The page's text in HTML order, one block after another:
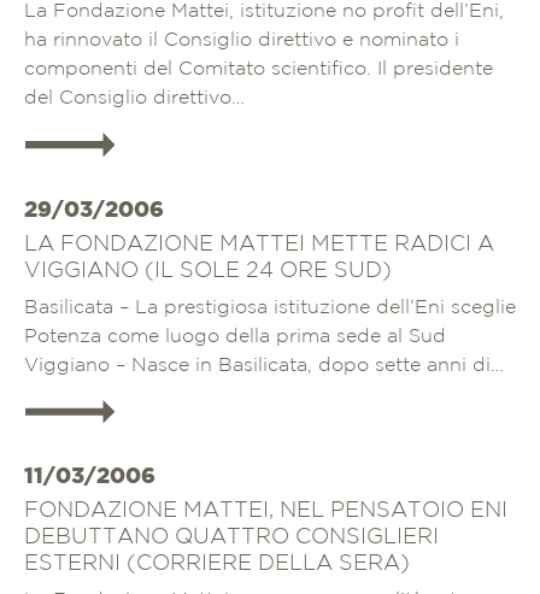
La Fondazione Mattei, istituzione no profit dell’Eni,
ha rinnovato il Consiglio direttivo e nominato i
componenti del Comitato scientifico. Il presidente
del Consiglio direttivo…
Approfondisci
29/03/2006
LA FONDAZIONE MATTEI METTE RADICI A
VIGGIANO (IL SOLE 24 ORE SUD)
Basilicata – La prestigiosa istituzione dell’Eni sceglie
Potenza come luogo della prima sede al Sud
Viggiano – Nasce in Basilicata, dopo sette anni di…
Approfondisci
11/03/2006
FONDAZIONE MATTEI, NEL PENSATOIO ENI
DEBUTTANO QUATTRO CONSIGLIERI
ESTERNI (CORRIERE DELLA SERA)